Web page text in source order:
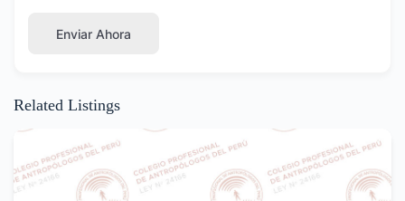
Enviar Ahora
Related Listings